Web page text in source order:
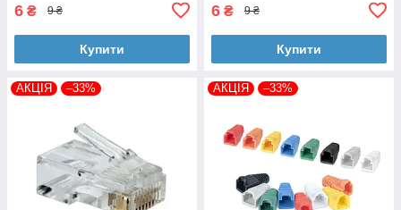
6 ₴ 9 ₴
Купити
6 ₴ 9 ₴
Купити
АКЦІЯ –33% АКЦІЯ –33%